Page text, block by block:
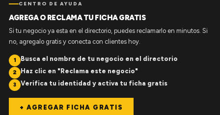
CENTRO DE AYUDA
AGREGA O RECLAMA TU FICHA GRATIS
Si tu negocio ya esta en el directorio, puedes reclamarlo en minutos. Si
no, agregalo gratis y conecta con clientes hoy.
1 Busca el nombre de tu negocio en el directorio
2 Haz clic en "Reclama este negocio"
3 Verifica tu identidad y activa tu ficha gratis
+ AGREGAR FICHA GRATIS